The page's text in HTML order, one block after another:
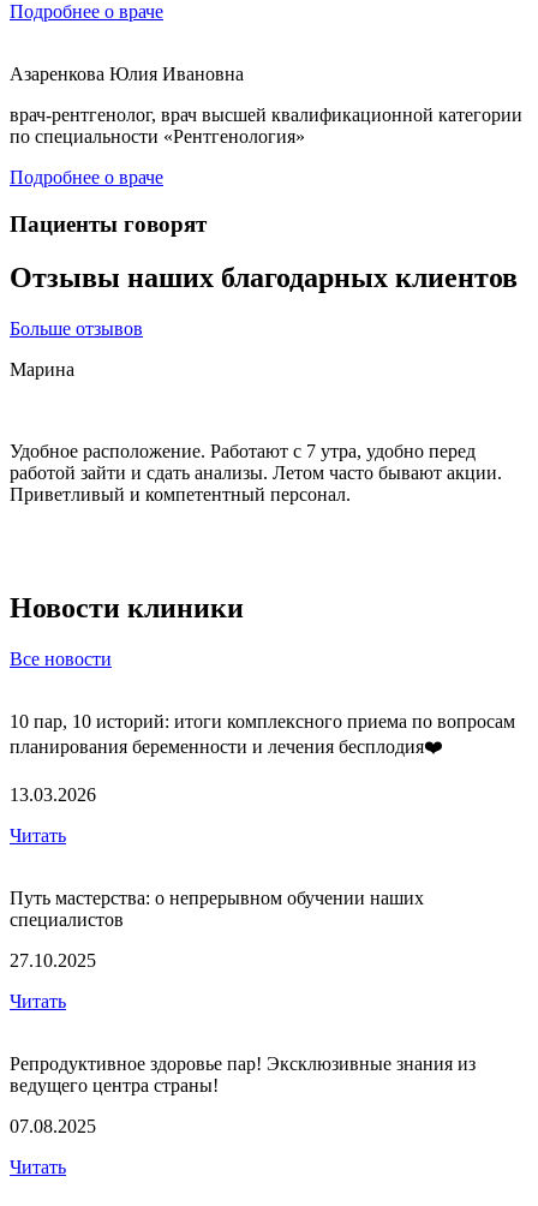
Подробнее о враче
Азаренкова Юлия Ивановна
врач-рентгенолог, врач высшей квалификационной категории
по специальности «Рентгенология»
Подробнее о враче
Пациенты говорят
Отзывы наших благодарных клиентов
Больше отзывов
Марина
Удобное расположение. Работают с 7 утра, удобно перед
работой зайти и сдать анализы. Летом часто бывают акции.
Приветливый и компетентный персонал.
Новости клиники
Все новости
10 пар, 10 историй: итоги комплексного приема по вопросам
планирования беременности и лечения бесплодия❤️
13.03.2026
Читать
Путь мастерства: о непрерывном обучении наших
специалистов
27.10.2025
Читать
Репродуктивное здоровье пар! Эксклюзивные знания из
ведущего центра страны!
07.08.2025
Читать